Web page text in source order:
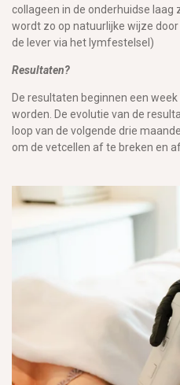
collageen in de onderhuidse
wordt zo op natuurlijke wijze
de lever via het lymfestelsel)
Resultaten?
De resultaten beginnen een
worden. De evolutie van de
loop van de volgende drie
om de vetcellen af te breken en